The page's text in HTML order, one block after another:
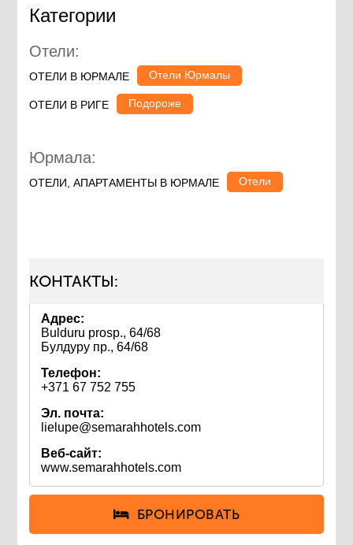
Категории
Отели:
ОТЕЛИ В ЮРМАЛЕ Отели Юрмалы
ОТЕЛИ В РИГЕ Подороже
Юрмала:
ОТЕЛИ, АПАРТАМЕНТЫ В ЮРМАЛЕ Отели
КОНТАКТЫ:
Адрес:
Bulduru prosp., 64/68
Булдуру пр., 64/68
Телефон:
+371 67 752 755
Эл. почта:
lielupe@semarahhotels.com
Веб-сайт:
www.semarahhotels.com
БРОНИРОВАТЬ